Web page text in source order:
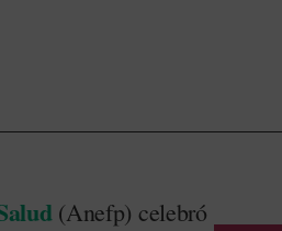
(Anefp) celebró